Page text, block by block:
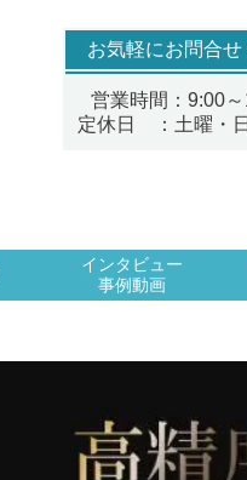
お気軽にお問合せ
営業時間：9:00
定休日 ：土曜・
インタビュー
事例動画